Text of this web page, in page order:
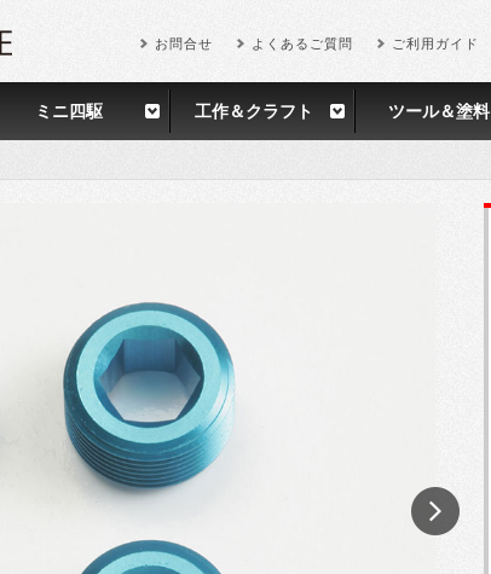
お問合せ よくあるご質問 ご利用ガイド
ミニ四駆 工作＆クラフト ツール＆塗料